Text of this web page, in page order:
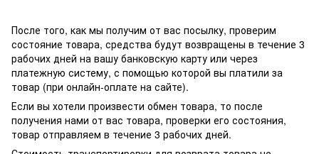
После того, как мы получим от вас посылку, проверим
состояние товара, средства будут возвращены в течение 3
рабочих дней на вашу банковскую карту или через
платежную систему, с помощью которой вы платили за
товар (при онлайн-оплате на сайте).
Если вы хотели произвести обмен товара, то после
получения нами от вас товара, проверки его состояния,
товар отправляем в течение 3 рабочих дней.